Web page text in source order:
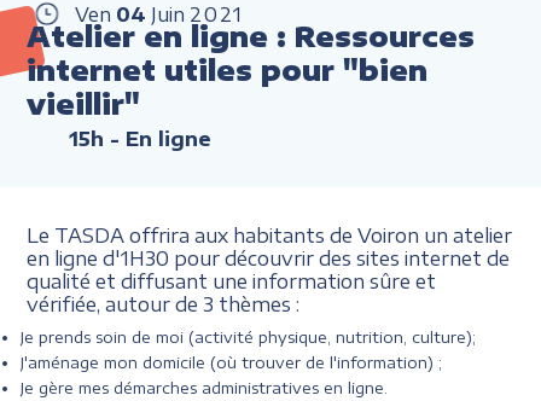
Ven 04 Juin 2021
Atelier en ligne : Ressources
internet utiles pour "bien
vieillir"
15h - En ligne
Le TASDA offrira aux habitants de Voiron un atelier
en ligne d'1H30 pour découvrir des sites internet de
qualité et diffusant une information sûre et
vérifiée, autour de 3 thèmes :
Je prends soin de moi (activité physique, nutrition, culture);
J'aménage mon domicile (où trouver de l'information) ;
Je gère mes démarches administratives en ligne.